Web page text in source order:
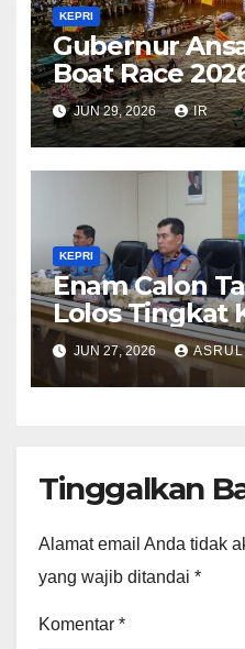
KEPRI
Gubernur
Boat Race
Bahari
Kepri
JUN 29, 2026 IR
KEPRI
Enam Calon
Lolos Tingkat
Mengikuti
Tingkat Pusat
JUN 27, 2026
Tinggalkan
Alamat email Anda tidak
yang wajib ditandai *
Komentar *